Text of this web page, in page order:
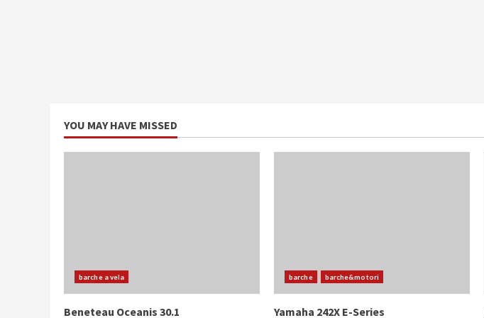
YOU MAY HAVE MISSED
barche a vela
Beneteau Oceanis 30.1
barche barche&motori
Yamaha 242X E-Series